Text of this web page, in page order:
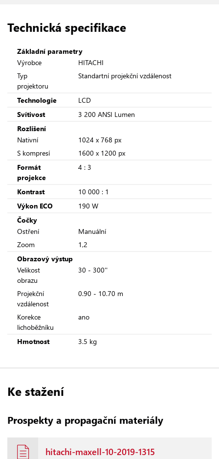
Technická specifikace
Základní parametry
Výrobce
HITACHI
Typ
projektoru
Standartní projekční vzdálenost
Technologie
LCD
Svítivost
3 200 ANSI Lumen
Rozlišení
Nativní
1024 x 768 px
S kompresí
1600 x 1200 px
Formát
projekce
4 : 3
Kontrast
10 000 : 1
Výkon ECO
190 W
Čočky
Ostření
Manuální
Zoom
1,2
Obrazový výstup
Velikost
obrazu
30 - 300''
Projekční
vzdálenost
0.90 - 10.70 m
Korekce
lichoběžníku
ano
Hmotnost 3.5 kg
Ke stažení
Prospekty a propagační materiály
hitachi-maxell-10-2019-1315